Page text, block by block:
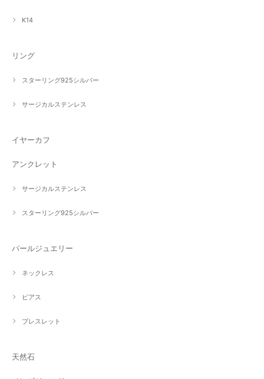
K14
リング
スターリング925シルバー
サージカルステンレス
イヤーカフ
アンクレット
サージカルステンレス
スターリング925シルバー
パールジュエリー
ネックレス
ピアス
ブレスレット
天然石